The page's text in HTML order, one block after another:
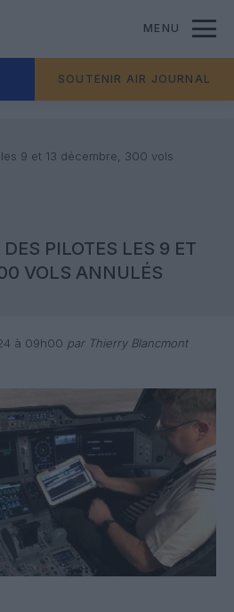
MENU
SOUTENIR AIR JOURNAL
9 et 13 décembre, 300 vols
PILOTES LES 9 ET
VOLS ANNULÉS
à 09h00 par Thierry Blancmont